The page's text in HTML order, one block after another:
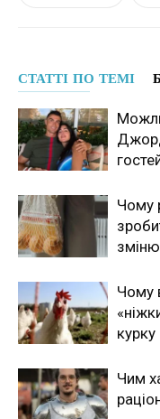
СТАТТІ ПО ТЕМІ
Чому
Чому
курку
Чим